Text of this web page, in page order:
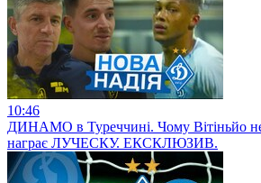
10:46
ДИНАМО в Туреччині. Чому Вітіньйо
награє ЛУЧЕСКУ. ЕКСКЛЮЗИВ.